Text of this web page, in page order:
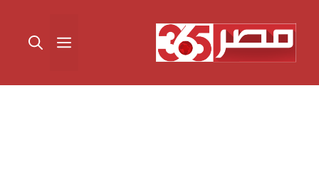
المحتوى القائمة